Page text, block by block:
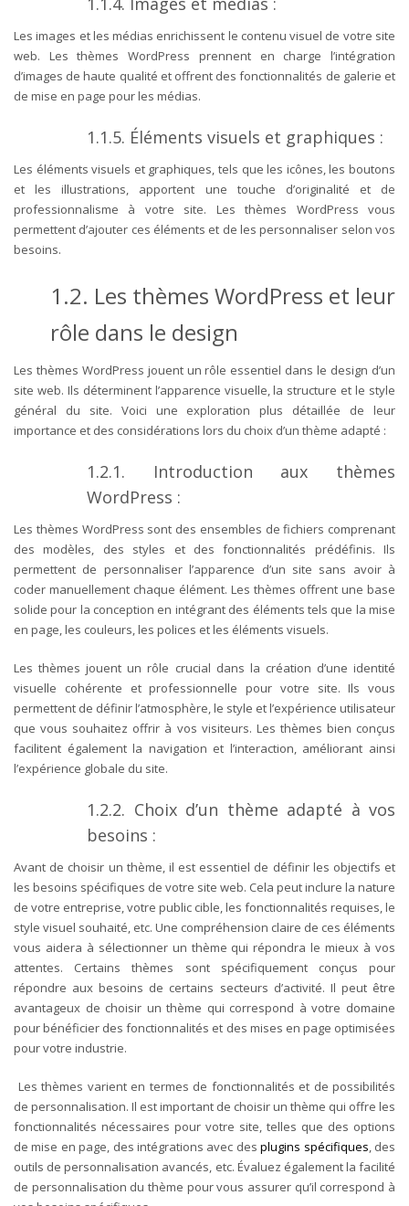
Les images et les médias enrichissent le contenu visuel de votre site
web. Les thèmes WordPress prennent en charge l’intégration
d’images de haute qualité et offrent des fonctionnalités de galerie et
de mise en page pour les médias.
1.1.5. Éléments visuels et graphiques :
Les éléments visuels et graphiques, tels que les icônes, les boutons
et les illustrations, apportent une touche d’originalité et de
professionnalisme à votre site. Les thèmes WordPress vous
permettent d’ajouter ces éléments et de les personnaliser selon vos
besoins.
1.2. Les thèmes WordPress et leur
rôle dans le design
Les thèmes WordPress jouent un rôle essentiel dans le design d’un
site web. Ils déterminent l’apparence visuelle, la structure et le style
général du site. Voici une exploration plus détaillée de leur
importance et des considérations lors du choix d’un thème adapté :
1.2.1. Introduction aux thèmes
WordPress :
Les thèmes WordPress sont des ensembles de fichiers comprenant
des modèles, des styles et des fonctionnalités prédéfinis. Ils
permettent de personnaliser l’apparence d’un site sans avoir à
coder manuellement chaque élément. Les thèmes offrent une base
solide pour la conception en intégrant des éléments tels que la mise
en page, les couleurs, les polices et les éléments visuels.
Les thèmes jouent un rôle crucial dans la création d’une identité
visuelle cohérente et professionnelle pour votre site. Ils vous
permettent de définir l’atmosphère, le style et l’expérience utilisateur
que vous souhaitez offrir à vos visiteurs. Les thèmes bien conçus
facilitent également la navigation et l’interaction, améliorant ainsi
l’expérience globale du site.
1.2.2. Choix d’un thème adapté à vos
besoins :
Avant de choisir un thème, il est essentiel de définir les objectifs et
les besoins spécifiques de votre site web. Cela peut inclure la nature
de votre entreprise, votre public cible, les fonctionnalités requises, le
style visuel souhaité, etc. Une compréhension claire de ces éléments
vous aidera à sélectionner un thème qui répondra le mieux à vos
attentes. Certains thèmes sont spécifiquement conçus pour
répondre aux besoins de certains secteurs d’activité. Il peut être
avantageux de choisir un thème qui correspond à votre domaine
pour bénéficier des fonctionnalités et des mises en page optimisées
pour votre industrie.
Les thèmes varient en termes de fonctionnalités et de possibilités
de personnalisation. Il est important de choisir un thème qui offre les
fonctionnalités nécessaires pour votre site, telles que des options
de mise en page, des intégrations avec desplugins spécifiques, des
outils de personnalisation avancés, etc. Évaluez également la facilité
de personnalisation du thème pour vous assurer qu’il correspond à